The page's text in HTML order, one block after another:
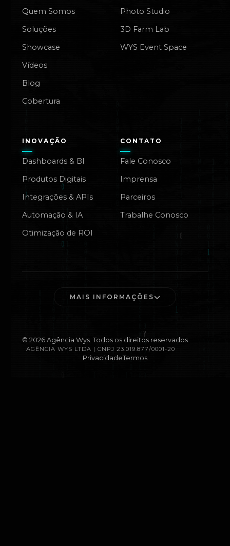
Quem Somos
Soluções
Showcase
Vídeos
Blog
Cobertura
Photo Studio
3D Farm Lab
WYS Event Space
INOVAÇÃO
Dashboards & BI
Produtos Digitais
Integrações & APIs
Automação & IA
Otimização de ROI
CONTATO
Fale Conosco
Imprensa
Parceiros
Trabalhe Conosco
MAIS INFORMAÇÕES
© 2026Agência Wys. Todos os direitos reservados.
AGÊNCIA WYS LTDA | CNPJ 23.019.877/0001-20
PrivacidadeTermos